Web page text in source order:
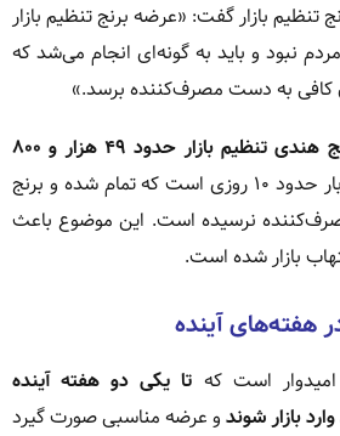
تنظیم بازار گفت: «عرضه برنج تنظیم بازار
نبود و باید به گونه‌ای انجام می‌شد که
کافی به دست مصرف‌کننده برسد.»
برنج هندی تنظیم بازار حدود ۴۹ هزار و ۸۰۰
، اما این بار حدود ۱۰ روزی است که تمام شده و برنج
نرسیده است. این موضوع باعث
بازار شده است.
هفته‌های آینده
امیدوار است که تا یکی دو هفته آینده
بازار شوندو عرضه مناسبی صورت گیرد